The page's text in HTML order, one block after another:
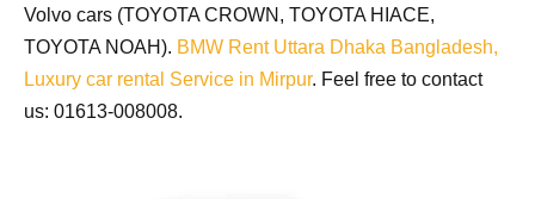
Volvo cars (TOYOTA CROWN, TOYOTA HIACE,
TOYOTA NOAH). BMW Rent Uttara Dhaka Bangladesh,
Luxury car rental Service in Mirpur. Feel free to contact
us: 01613-008008.